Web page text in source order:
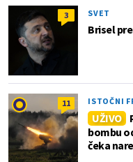
3 SVET
Brisel
11 ISTOČNI
UŽIVO
bombu
čeka